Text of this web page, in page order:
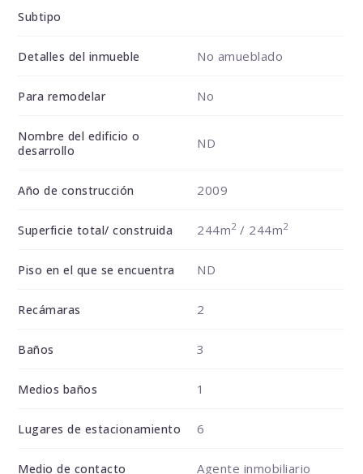
Subtipo
Detalles del inmueble No amueblado
Para remodelar No
Nombre del edificio o
desarrollo
ND
Año de construcción 2009
Superficie total/ construida 244m2/ 244m2
Piso en el que se encuentra ND
Recámaras 2
Baños 3
Medios baños 1
Lugares de estacionamiento 6
Medio de contacto Agente inmobiliario